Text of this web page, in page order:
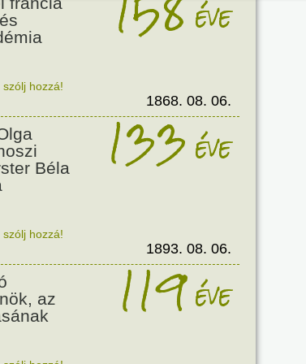
éve
hozzá!
1868. 08. 06.
Béla
133éve
hozzá!
1893. 08. 06.
az
119éve